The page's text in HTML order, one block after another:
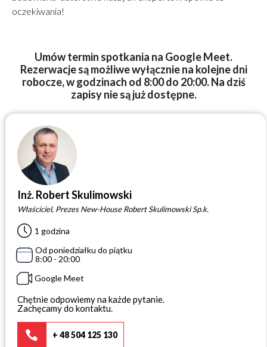
Rozbudowa
Budynki biurowe
Referencje
Filmy
Ogrody
KALKULATOR BUDOWY
BLOG
O NAS
KONAKT
ZAPISZ SIĘ
oczekiwania!
Umów termin spotkania na Google Meet.
Rezerwacje są możliwe wyłącznie na kolejne dni
robocze, w godzinach od 8:00 do 20:00. Na dziś
zapisy nie są już dostępne.
Inż. Robert Skulimowski
Właściciel, Prezes New-House Robert Skulimowski Sp.k.
1 godzina
Od poniedziałku do piątku
8:00 - 20:00
Google Meet
Chętnie odpowiemy na każde pytanie.
Zachęcamy do kontaktu.
+ 48 504 125 130